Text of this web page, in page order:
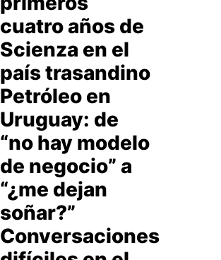
cuatro años de
Scienza en el
país trasandino
Petróleo en
Uruguay: de
“no hay modelo
de negocio” a
“¿me dejan
soñar?”
Conversaciones